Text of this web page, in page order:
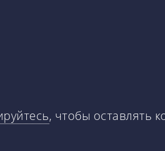
, чтобы оставлять